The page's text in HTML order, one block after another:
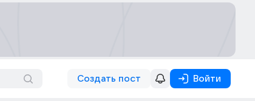
Создать пост Войти